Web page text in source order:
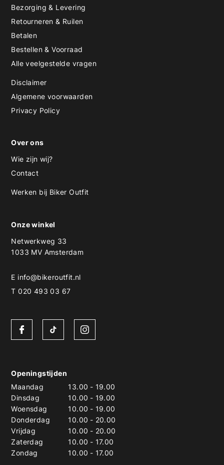
Bezorging & Levering
Retourneren & Ruilen
Betalen
Bestellen & Voorraad
Alle veelgestelde vragen
Disclaimer
Algemene voorwaarden
Privacy Policy
Over ons
Wie zijn wij?
Contact
Werken bij Biker Outfit
Onze winkel
Netwerkweg 33
1033 MV Amsterdam
E info@bikeroutfit.nl
T 020 493 03 67
Openingstijden
Maandag
13.00 - 19.00
Dinsdag
10.00 - 19.00
Woensdag
10.00 - 19.00
Donderdag
10.00 - 20.00
Vrijdag
10.00 - 20.00
Zaterdag
10.00 - 17.00
Zondag
10.00 - 17.00